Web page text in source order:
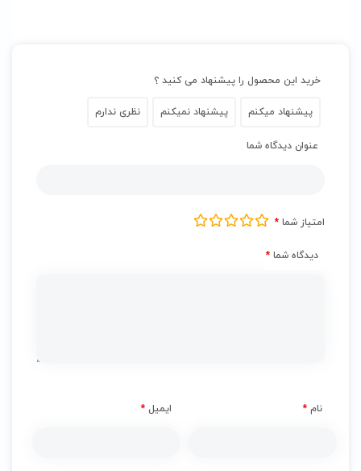
خرید این محصول را پیشنهاد می کنید ؟
پیشنهاد میکنم پیشنهاد نمیکنم نظری ندارم
عنوان دیدگاه شما
امتیاز شما *
دیدگاه شما *
نام * ایمیل *